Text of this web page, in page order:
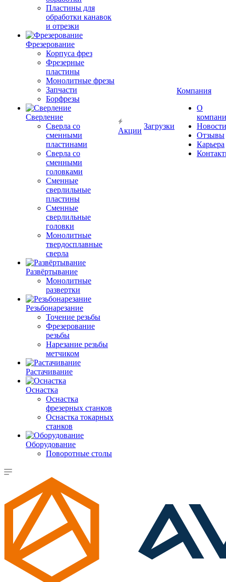
Пластины для
обработки канавок
и отрезки
Фрезерование
Корпуса фрез
Фрезерные
пластины
Монолитные фрезы
Запчасти
Борфрезы
Сверление
Сверла со
сменными
пластинами
Сверла со
сменными
головками
Сменные
сверлильные
пластины
Сменные
сверлильные
головки
Монолитные
твердосплавные
сверла
Развёртывание
Монолитные
развертки
Резьбонарезание
Точение резьбы
Фрезерование
резьбы
Нарезание резьбы
метчиком
Растачивание
Оснастка
Оснастка
фрезерных станков
Оснастка токарных
станков
Оборудование
Поворотные столы
Акции
Загрузки
Компания
О
Новости
Отзывы
Карьера